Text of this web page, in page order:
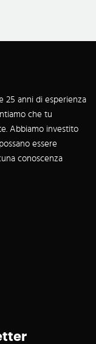
25 anni di esperienza
che tu
Abbiamo investito
essere
conoscenza